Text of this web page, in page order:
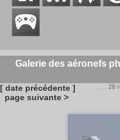
Galerie des aéronefs
[ date précédente ] . . . 28
page suivante >